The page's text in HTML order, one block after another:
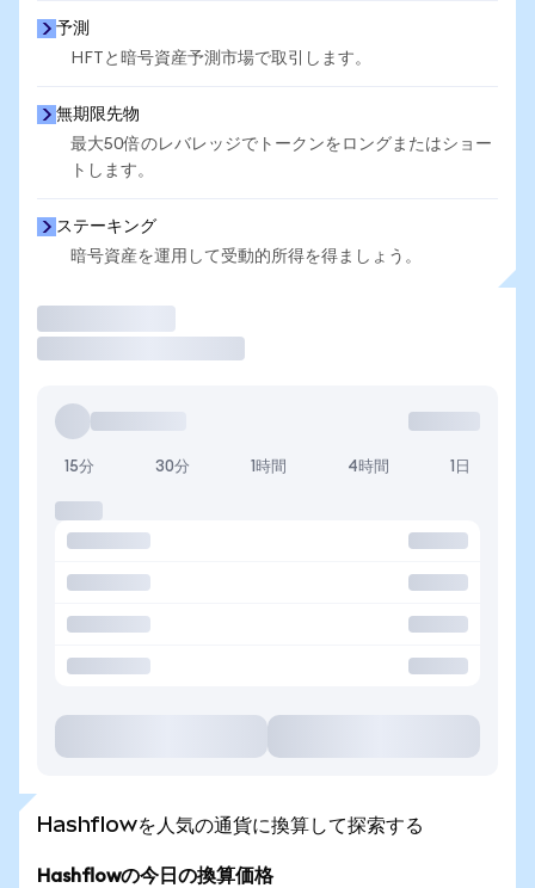
予測
HFTと暗号資産予測市場で取引します。
無期限先物
最大50倍のレバレッジでトークンをロングまたはショー
トします。
ステーキング
暗号資産を運用して受動的所得を得ましょう。
15分 30分 1時間 4時間 1日
Hashflowを人気の通貨に換算して探索する
Hashflowの今日の換算価格